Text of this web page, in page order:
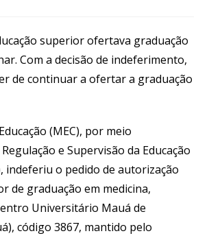
superior ofertava graduação
Com a decisão de indeferimento,
de continuar a ofertar a graduação
(MEC), por meio
e Supervisão da Educação
indeferiu o pedido de autorização
de graduação em medicina,
Universitário Mauá de
código 3867, mantido pelo